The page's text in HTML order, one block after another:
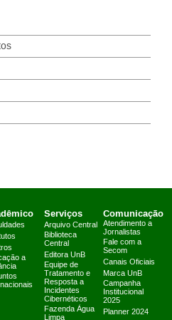
a
Serviços
Arquivo Central
Biblioteca
Central
Editora UnB
Equipe de
Tratamento e
Resposta a
Incidentes
Cibernéticos
Fazenda Água
Limpa
Comunicação
Atendimento a
Jornalistas
Fale com a
Secom
Canais Oficiais
Marca UnB
Campanha
Institucional
2025
Planner 2024